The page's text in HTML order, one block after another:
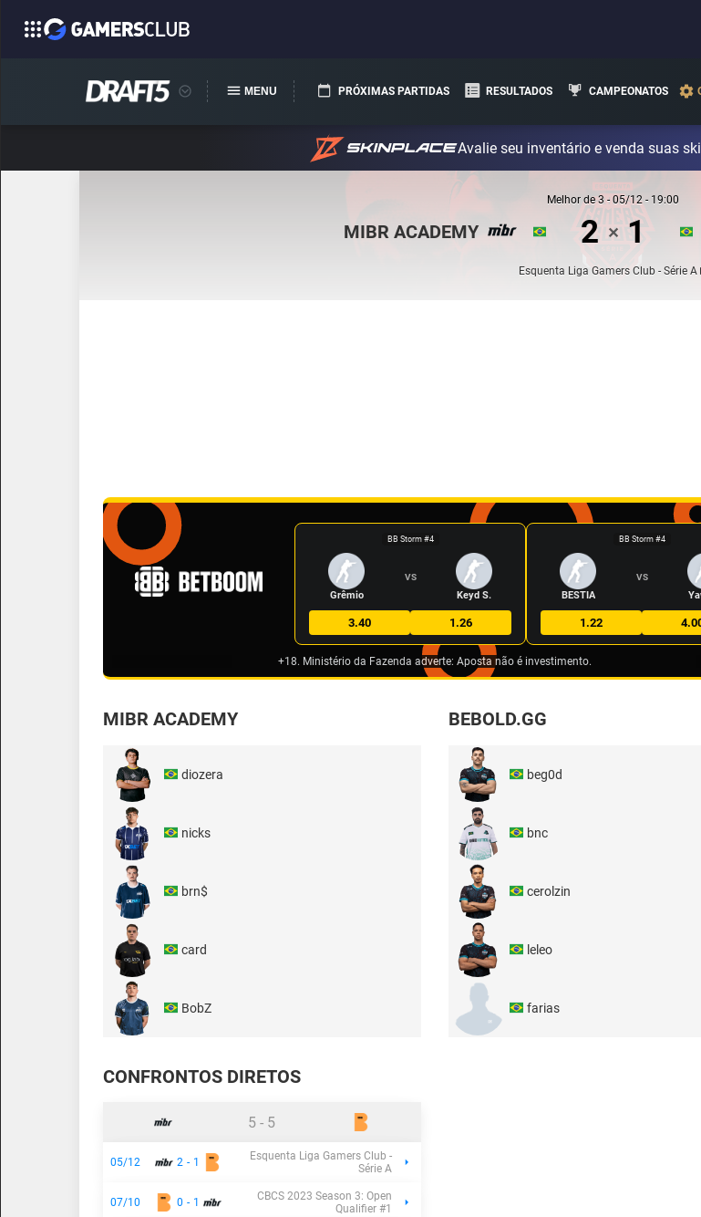
MENU PRÓXIMAS PARTIDAS RESULTADOS CAMPEONATOS
Avalie seu inventário e venda suas
Melhor de3-05/12 - 19:00
MIBR ACADEMY 2 ✕ 1
Esquenta Liga Gamers Club - Série A
BB Storm #4
Grêmio
VS
Keyd S.
3.40 1.26
BB Storm #4
BESTIA
VS
1.22
+18. Ministério da Fazenda adverte: Aposta não é investimento.
MIBR ACADEMY
diozera
nicks
brn$
card
BobZ
BEBOLD.GG
beg0d
bnc
cerolzin
leleo
farias
CONFRONTOS DIRETOS
5 - 5
05/12 2 - 1
Esquenta Liga Gamers Club -
Série A
07/10 0 - 1
CBCS 2023 Season 3: Open
Qualifier #1